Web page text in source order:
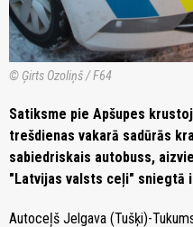
© Ģirts Ozoliņš / F64
Satiksme pie Apšupes
trešdienas vakarā sadūrās
sabiedriskais autobuss,
"Latvijas valsts ceļi" sniegtā
Autoceļš Jelgava (Tušķi)-